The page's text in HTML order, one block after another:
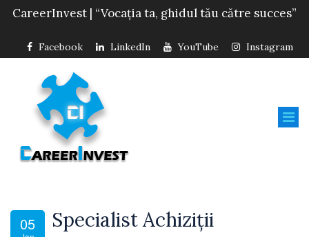
CareerInvest | “Vocația ta, ghidul tău către succes”
Facebook LinkedIn YouTube Instagram
05 Specialist Achiziții